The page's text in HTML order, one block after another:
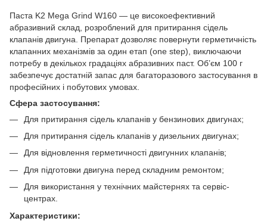
Паста K2 Mega Grind W160 — це високоефективний
абразивний склад, розроблений для притирання сідель
клапанів двигуна. Препарат дозволяє повернути герметичність
клапанних механізмів за один етап (one step), виключаючи
потребу в декількох градаціях абразивних паст. Об’єм 100 г
забезпечує достатній запас для багаторазового застосування в
професійних і побутових умовах.
Сфера застосування:
Для притирання сідель клапанів у бензинових двигунах;
Для притирання сідель клапанів у дизельних двигунах;
Для відновлення герметичності двигунних клапанів;
Для підготовки двигуна перед складним ремонтом;
Для використання у технічних майстернях та сервіс-
центрах.
Характеристики: